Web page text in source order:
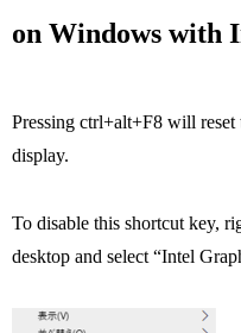
on Windows with
Pressing ctrl+alt+F8 will reset
display.
To disable this shortcut key,
desktop and select “Intel